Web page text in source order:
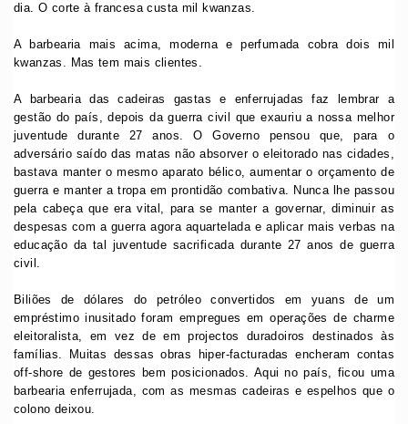
dia. O corte à francesa custa mil kwanzas.
A barbearia mais acima, moderna e perfumada cobra dois mil
kwanzas. Mas tem mais clientes.
A barbearia das cadeiras gastas e enferrujadas faz lembrar a
gestão do país, depois da guerra civil que exauriu a nossa melhor
juventude durante 27 anos. O Governo pensou que, para o
adversário saído das matas não absorver o eleitorado nas cidades,
bastava manter o mesmo aparato bélico, aumentar o orçamento de
guerra e manter a tropa em prontidão combativa. Nunca lhe passou
pela cabeça que era vital, para se manter a governar, diminuir as
despesas com a guerra agora aquartelada e aplicar mais verbas na
educação da tal juventude sacrificada durante 27 anos de guerra
civil.
Biliões de dólares do petróleo convertidos em yuans de um
empréstimo inusitado foram empregues em operações de charme
eleitoralista, em vez de em projectos duradoiros destinados às
famílias. Muitas dessas obras hiper-facturadas encheram contas
off-shore de gestores bem posicionados. Aqui no país, ficou uma
barbearia enferrujada, com as mesmas cadeiras e espelhos que o
colono deixou.